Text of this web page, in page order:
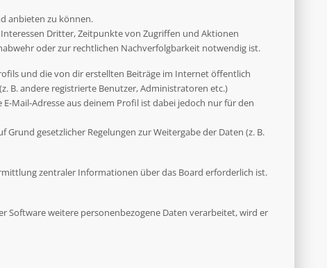
anbieten zu können.
Dritter, Zeitpunkte von Zugriffen und Aktionen
oder zur rechtlichen Nachverfolgbarkeit notwendig ist.
und die von dir erstellten Beiträge im Internet öffentlich
B. andere registrierte Benutzer, Administratoren etc.)
Mail-Adresse aus deinem Profil ist dabei jedoch nur für den
gesetzlicher Regelungen zur Weitergabe der Daten (z. B.
zentraler Informationen über das Board erforderlich ist.
Software weitere personenbezogene Daten verarbeitet, wird er